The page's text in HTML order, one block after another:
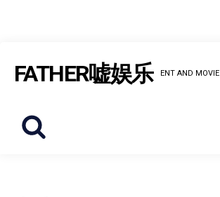
FATHER嘘娱乐 ENT AND MOVIE